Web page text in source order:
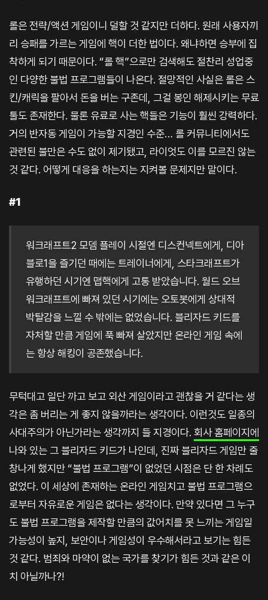
롤은 전략/액션 게임이니 덜할 것 같지만 더하다. 원래 사용자끼
리 승패를 가르는 게임에 핵이 더한 법이다. 왜냐하면 승부에 집
착하게 되기 때문이다. “롤 핵”으로만 검색해도 절찬리 성업중
인 다양한 불법 프로그램들이 나온다. 절망적인 사실은 롤은 스
킨/캐릭을 팔아서 돈을 버는 구존데, 그걸 봉인 해제시키는 무료
툴도 존재한다. 물론 유료로 사는 핵들은 기능이 훨씬 강력하다.
거의 반자동 게임이 가능할 지경인 수준… 롤 커뮤니티에서도
관련된 불만은 수도 없이 제기됐고, 라이엇도 이를 모르진 않는
것 같다. 어떻게 대응을 하는지는 지켜볼 문제지만 말이다.
#1
워크래프트2 모뎀 플레이 시절엔 디스컨넥트에게, 디아
블로1을 즐기던 때에는 트레이너에게, 스타크래프트가
유행하던 시기엔 맵핵에게 고통 받았습니다. 월드 오브
워크래프트에 빠져 있던 시기에는 오토봇에게 상대적
박탈감을 느낄 수 밖에는 없었습니다. 블리자드 키드를
자처할 만큼 게임에 푹 빠져 살았지만 온라인 게임 속에
는 항상 해킹이 공존했습니다.
무턱대고 일단 까고 보고 외산 게임이라고 괜찮을 거 같다는 생
각은 좀 버리는 게 좋지 않을까라는 생각이다. 이런것도 일종의
사대주의가 아닌가라는 생각까지 들 지경이다. 회사 홈페이지에
나와 있는 그 블리자드 키드가 나인데, 진짜 블리자드 게임만 줄
창나게 했지만 “불법 프로그램”이 없었던 시점은 단 한 차례도
없었다. 이 세상에 존재하는 온라인 게임치고 불법 프로그램으
로부터 자유로운 게임은 없다는 생각이다. 만약 있다면 그 누구
도 불법 프로그램을 제작할 만큼의 값어치를 못 느끼는 게임일
가능성이 높지, 보안이나 게임성이 우수해서라고 보기는 힘든
것 같다. 범죄와 마약이 없는 국가를 찾기가 힘든 것과 같은 이
치 아닐까나?!